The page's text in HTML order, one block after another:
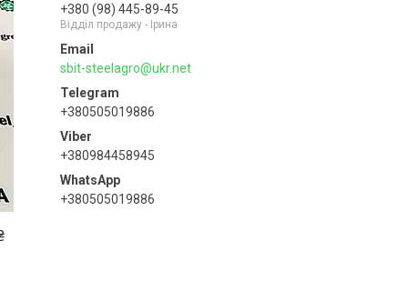
+380 (98) 445-89-45
Відділ продажу - Ірина
sbit-steelagro@ukr.net
+380505019886
+380984458945
+380505019886